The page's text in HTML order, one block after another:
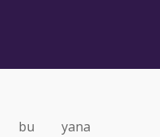
bu yana